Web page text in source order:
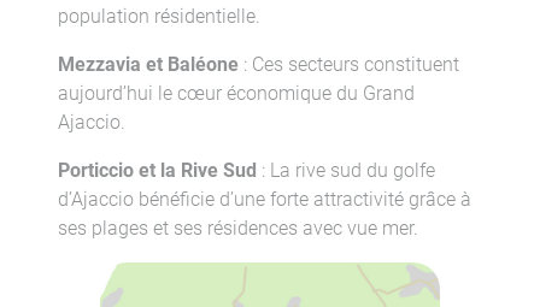
population résidentielle.
Mezzavia et Baléone : Ces secteurs constituent
aujourd’hui le cœur économique du Grand
Ajaccio.
Porticcio et la Rive Sud : La rive sud du golfe
d’Ajaccio bénéficie d’une forte attractivité grâce à
ses plages et ses résidences avec vue mer.